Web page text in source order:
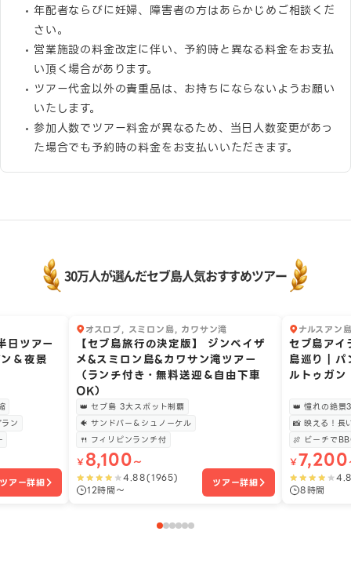
年配者ならびに妊婦、障害者の方はあらかじめご相談くだ
さい。
営業施設の料金改定に伴い、予約時と異なる料金をお支払
い頂く場合があります。
ツアー代金以外の貴重品は、お持ちにならないようお願い
いたします。
参加人数でツアー料金が異なるため、当日人数変更があっ
た場合でも予約時の料金をお支払いいただきます。
30万人が選んだセブ島人気おすすめツアー
日ツアー
＆夜景
ン
アー詳細
1
オスロブ, スミロン島, カワサン滝
【セブ島旅行の決定版】 ジンベイザ
メ&スミロン島&カワサン滝ツアー
（ランチ付き・無料送迎＆自由下車
OK）
👑 セブ島 3大スポット制覇
🐠 サンドバー＆シュノーケル
🍴 フィリピンランチ付
￥8,100〜
4.88(1965)
12時間〜
ツアー詳細
2
ナルスアン
セブ島アイ
島巡り｜パ
ルトゥガ
👑 憧れの絶景
📸 映える！長
🍖 ビーチで
￥7,200
8時間